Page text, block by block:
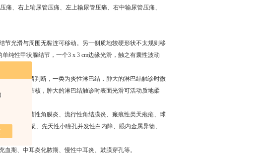
、右上输尿管压痛、左上输尿管压痛、右中输尿管压痛、
节光滑与周围无黏连可移动。另一侧质地较硬形状不太规则移
纯性甲状腺结节，一个3 x 3 cm边缘光滑，触之有囊性波动
可进行病情判断，一类为炎性淋巴结，肿大的淋巴结触诊时微
为淋巴结结核，肿大的淋巴结触诊时表面光滑可活动质地柔
连。
病，如细菌性角膜炎、流行性角结膜炎、瘢痕性类天疱疮、球
性虹膜缺损、先天性小瞳孔并发性白内障、眼内金属异物、
期、中耳炎化脓期、慢性中耳炎、鼓膜穿孔等。